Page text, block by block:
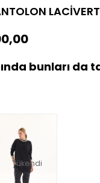
LACİVERT
bunları da
Tükendi